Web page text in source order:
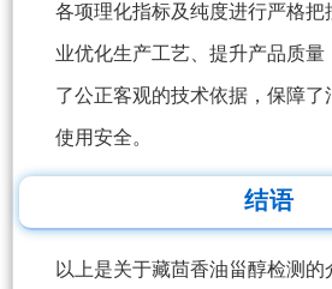
各项理化指标及纯度进行严格把
业优化生产工艺、提升产品质
了公正客观的技术依据，保障
使用安全。
结语
以上是关于藏茴香油甾醇检测